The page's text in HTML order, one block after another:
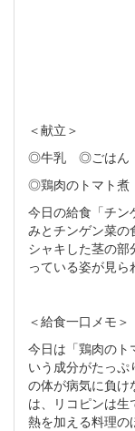
＜献立＞
◎牛乳 ◎ごはん
◎鶏肉のトマト
今日の給食「チン
みとチンゲン菜の
シャキした茎の
っている姿が見ら
＜給食一口メモ＞
今日は「鶏肉のト
いう成分がたっ
の体が病気に負け
は、リコピンは
熱を加える料理の